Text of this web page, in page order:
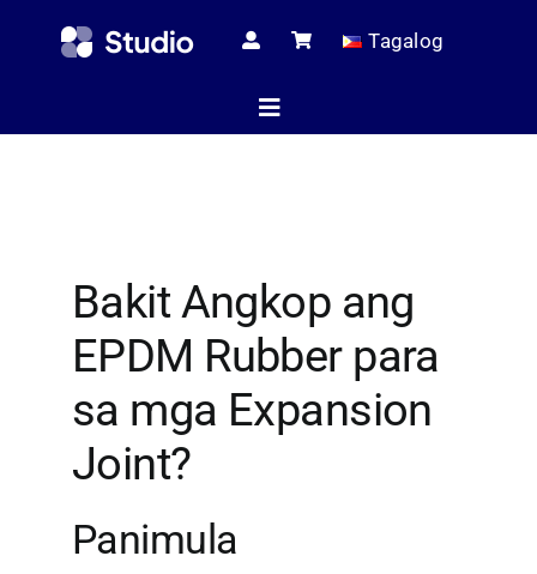
Tagalog
Toggle
Teknikal na
Lahat ng
Bakit Angkop ang
EPDM Rubber para
sa mga Expansion
Joint?
Panimula